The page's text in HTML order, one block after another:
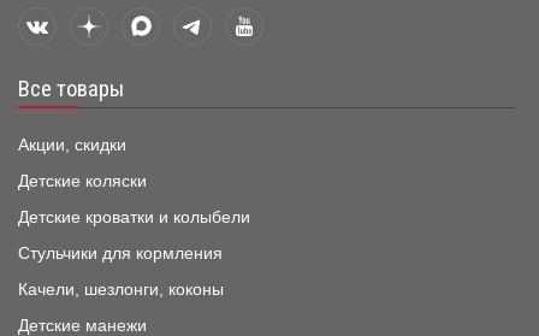
Все товары
Акции, скидки
Детские коляски
Детские кроватки и колыбели
Стульчики для кормления
Качели, шезлонги, коконы
Детские манежи